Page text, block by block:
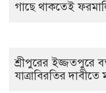
গাছে থাকতেই
শ্রীপুরের ইজ্জতপুরে
যাত্রাবিরতির দাবীতে